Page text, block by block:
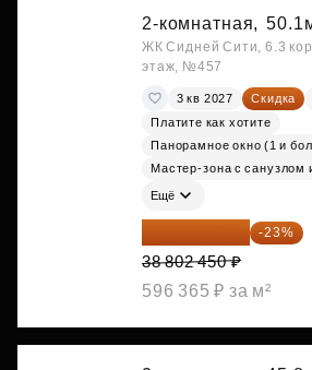
2-комнатная,
ЖК Сидней Сити, 6.3
этаж, №457
3 кв 2027 Скидка
Платите как хотите
Панорамное окно (1 и
Мастер-зона с санузлом
Ещё
29 877 887 ₽ -23%
38 802 450 ₽
596 365 ₽ за м²